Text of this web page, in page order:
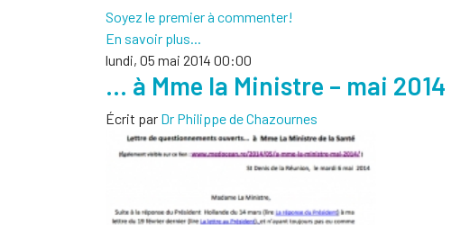
Soyez le premier à commenter!
En savoir plus...
lundi, 05 mai 2014 00:00
… à Mme la Ministre – mai 2014
Écrit par Dr Philippe de Chazournes